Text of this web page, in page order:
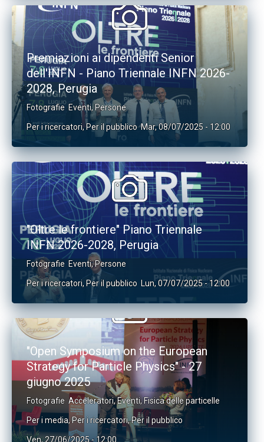
Premiazioni ai dipendenti Senior
dell'INFN - Piano Triennale INFN 2026-
2028, Perugia
Fotografie Eventi, Persone
Per i ricercatori,Per il pubblico Mar, 08/07/2025 - 12:00
"Oltre le frontiere" Piano Triennale
INFN 2026-2028, Perugia
Fotografie Eventi,Persone
Per i ricercatori, Per il pubblico Lun, 07/07/2025 - 12:00
"Open Symposium on the European
Strategy for Particle Physics" - 27
giugno 2025
Fotografie Acceleratori,Eventi,Fisica delle particelle
Per i media,Per i ricercatori,Per il pubblico
Ven, 27/06/2025 - 12:00